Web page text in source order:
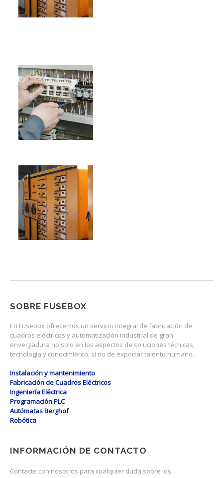
SOBRE FUSEBOX
En Fusebox ofrecemos un servicio integral de fabricación de
cuadros eléctricos y automatización industrial de gran
envergadura no solo en los aspectos de soluciones técnicas,
tecnología y conocimiento, si no de exportar talento humano.
Instalación y mantenimiento
Fabricación de Cuadros Eléctricos
Ingeniería Eléctrica
Programación PLC
Autómatas Berghof
Robótica
INFORMACIÓN DE CONTACTO
Contacte con nosotros para cualquier duda sobre los